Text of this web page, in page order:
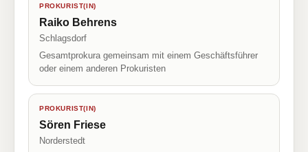
PROKURIST(IN)
Raiko Behrens
Schlagsdorf
Gesamtprokura gemeinsam mit einem Geschäftsführer
oder einem anderen Prokuristen
PROKURIST(IN)
Sören Friese
Norderstedt